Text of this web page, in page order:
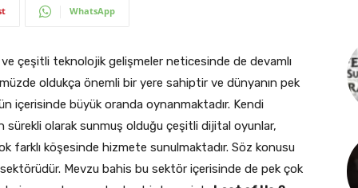
WhatsApp
çeşitli teknolojik gelişmeler neticesinde de devamlı
oldukça önemli bir yere sahiptir ve dünyanın pek
içerisinde büyük oranda oynanmaktadır. Kendi
sürekli olarak sunmuş olduğu çeşitli dijital oyunlar,
farklı köşesinde hizmete sunulmaktadır. Söz konusu
Mevzu bahis bu sektör içerisinde de pek çok